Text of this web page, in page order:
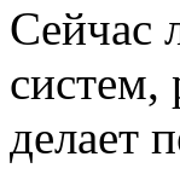
Сейчас
систем,
делает